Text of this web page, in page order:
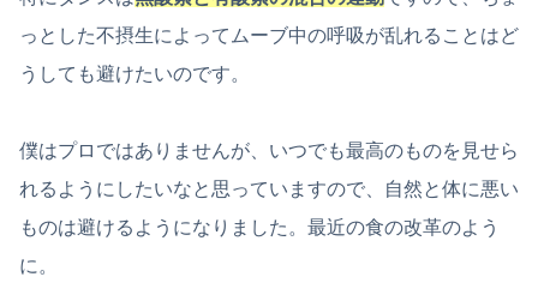
っとした不摂生によってムーブ中の呼吸が乱れることはど
うしても避けたいのです。
僕はプロではありませんが、いつでも最高のものを見せら
れるようにしたいなと思っていますので、自然と体に悪い
ものは避けるようになりました。最近の食の改革のよう
に。